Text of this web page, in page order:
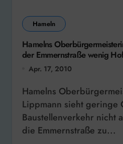
Hameln
Hamelns
der Emmernstraße wenig
Apr. 17, 2010
Hamelns Oberbürgermeisterin Susanne
Lippmann sieht geringe
Baustellenverkehr nicht
die Emmernstraße zu...